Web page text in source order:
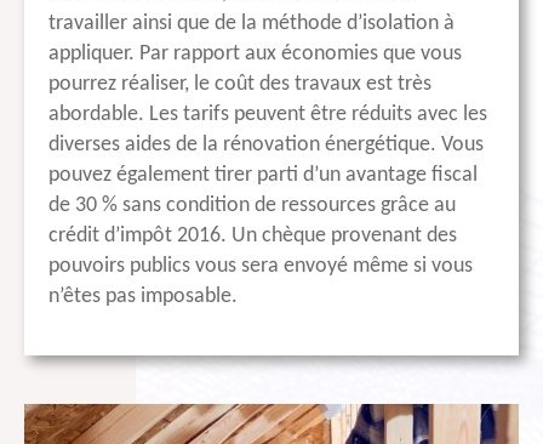
travailler ainsi que de la méthode d’isolation à
appliquer. Par rapport aux économies que vous
pourrez réaliser, le coût des travaux est très
abordable. Les tarifs peuvent être réduits avec les
diverses aides de la rénovation énergétique. Vous
pouvez également tirer parti d’un avantage fiscal
de 30 % sans condition de ressources grâce au
crédit d’impôt 2016. Un chèque provenant des
pouvoirs publics vous sera envoyé même si vous
n’êtes pas imposable.